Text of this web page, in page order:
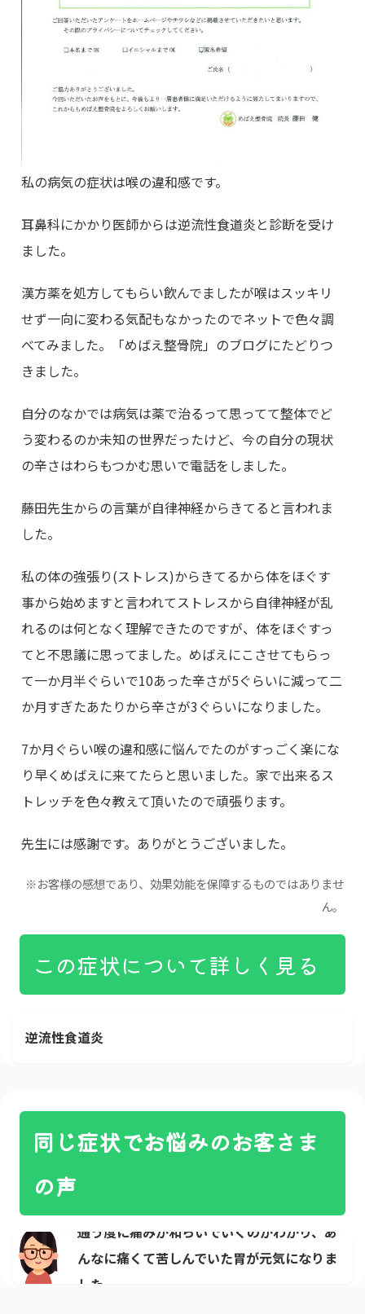
私の病気の症状は喉の違和感です。
耳鼻科にかかり医師からは逆流性食道炎と診断を受け
ました。
漢方薬を処方してもらい飲んでましたが喉はスッキリ
せず一向に変わる気配もなかったのでネットで色々調
べてみました。「めばえ整骨院」のブログにたどりつ
きました。
自分のなかでは病気は薬で治るって思ってて整体でど
う変わるのか未知の世界だったけど、今の自分の現状
の辛さはわらもつかむ思いで電話をしました。
藤田先生からの言葉が自律神経からきてると言われま
した。
私の体の強張り(ストレス)からきてるから体をほぐす
事から始めますと言われてストレスから自律神経が乱
れるのは何となく理解できたのですが、体をほぐすっ
てと不思議に思ってました。めばえにこさせてもらっ
て一か月半ぐらいで10あった辛さが5ぐらいに減って二
か月すぎたあたりから辛さが3ぐらいになりました。
7か月ぐらい喉の違和感に悩んでたのがすっごく楽にな
り早くめばえに来てたらと思いました。家で出来るス
トレッチを色々教えて頂いたので頑張ります。
先生には感謝です。ありがとうございました。
※お客様の感想であり、効果効能を保障するものではありませ
ん。
この症状について詳しく見る
逆流性食道炎
同じ症状でお悩みのお客さま
の声
通う度に痛みが和らいでいくのがわかり、あ
んなに痛くて苦しんでいた胃が元気になりま
した。